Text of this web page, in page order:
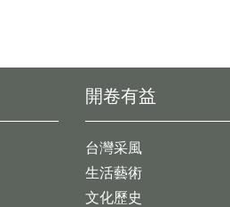
開卷有益
台灣采風
生活藝術
文化歷史